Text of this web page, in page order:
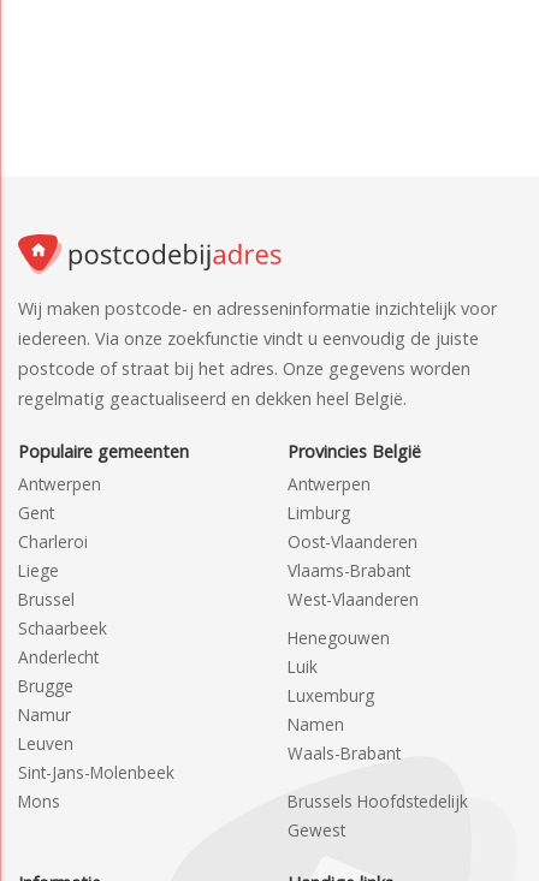
Wij maken postcode- en adresseninformatie inzichtelijk voor
iedereen. Via onze zoekfunctie vindt u eenvoudig de juiste
postcode of straat bij het adres. Onze gegevens worden
regelmatig geactualiseerd en dekken heel België.
Populaire gemeenten
Antwerpen
Gent
Charleroi
Liege
Brussel
Schaarbeek
Anderlecht
Brugge
Namur
Leuven
Sint-Jans-Molenbeek
Mons
Provincies België
Antwerpen
Limburg
Oost-Vlaanderen
Vlaams-Brabant
West-Vlaanderen
Henegouwen
Luik
Luxemburg
Namen
Waals-Brabant
Brussels Hoofdstedelijk
Gewest